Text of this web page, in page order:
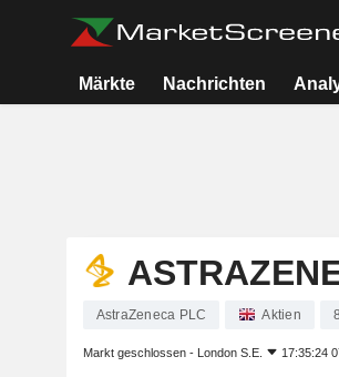
Märkte Nachrichten
AstraZeneca PLC Aktien
Markt geschlossen - London S.E. 17:35:24